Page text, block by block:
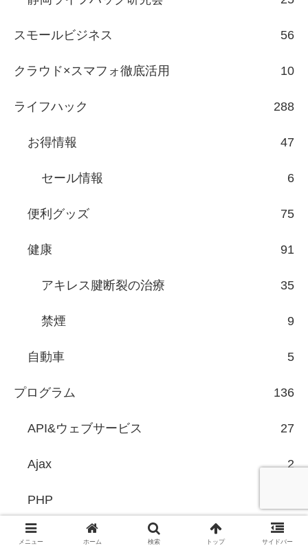
スモールビジネス 56
クラウド×スマフォ徹底活用 10
ライフハック 288
お得情報 47
セール情報 6
便利グッズ 75
健康 91
アキレス腱断裂の治療 35
禁煙 9
自動車 5
プログラム 136
API&ウェブサービス 27
Ajax 2
PHP
CakePHP
メニュー ホーム 検索 トップ サイドバー